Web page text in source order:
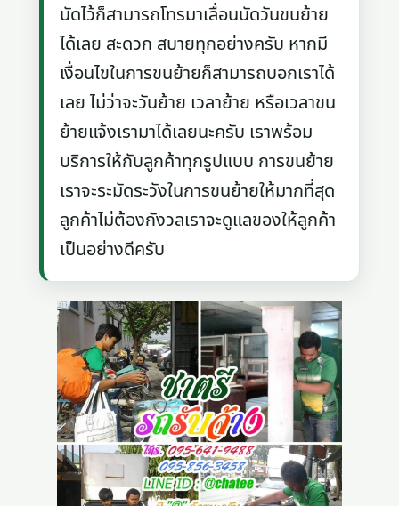
นัดไว้ก็สามารถโทรมาเลื่อนนัดวันขนย้าย
ได้เลย สะดวก สบายทุกอย่างครับ หากมี
เงื่อนไขในการขนย้ายก็สามารถบอกเราได้
เลย ไม่ว่าจะวันย้าย เวลาย้าย หรือเวลาขน
ย้ายแจ้งเรามาได้เลยนะครับ เราพร้อม
บริการให้กับลูกค้าทุกรูปแบบ การขนย้าย
เราจะระมัดระวังในการขนย้ายให้มากที่สุด
ลูกค้าไม่ต้องกังวลเราจะดูแลของให้ลูกค้า
เป็นอย่างดีครับ